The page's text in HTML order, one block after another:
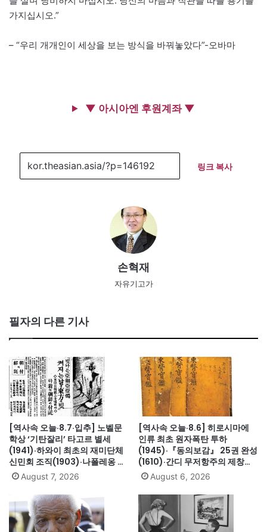
가지십시오.”
– “우리 개개인이 세상을 보는 방식을 바꿔놓았다”-오바마
▼ 아시아엔 후원계좌 ▼
링크 복사
손혁재
자유기고가
필자의 다른 기사
[역사속 오늘·8.7·입추] 노벨문
학상 ‘기탄잘리’ 타고르 별세
(1941)·하와이 최초의 재미단체
신민회 조직(1903)·나폴레옹 세
인트헬레나섬 유배(1815)·英 해
군, 스페인 무적함대 격파
(1588)·美 화성탐사로봇 큐리오
시티 화성 착륙(2012)·日, 화이
트리스트에서 한국 제외(2019)
August 7, 2026
[역사속 오늘·8.6] 히로시마에
인류 최초 원자폭탄 투하
(1945)·『동의보감』 25권 완성
(1610)·간디 무저항주의 제창
(1931)·대전엑스포 개막(1993)·
자메이카, 영국에서 독립(1962)
August 6, 2026